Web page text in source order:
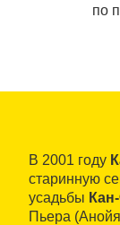
по
В 2001 году
старинную
усадьбы
Пьера